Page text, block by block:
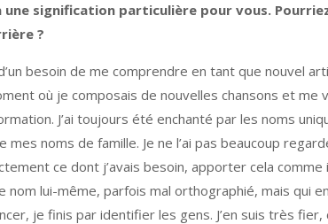
signification particulière pour vous.
?
besoin de me comprendre en tant que nouvel
où je composais de nouvelles chansons et me
J’ai toujours été enchanté par les noms
noms de famille. Je ne l’ai pas beaucoup
ce dont j’avais besoin, apporter cela
lui-même, parfois mal orthographié, mais qui
je finis par identifier les gens. J’en suis très